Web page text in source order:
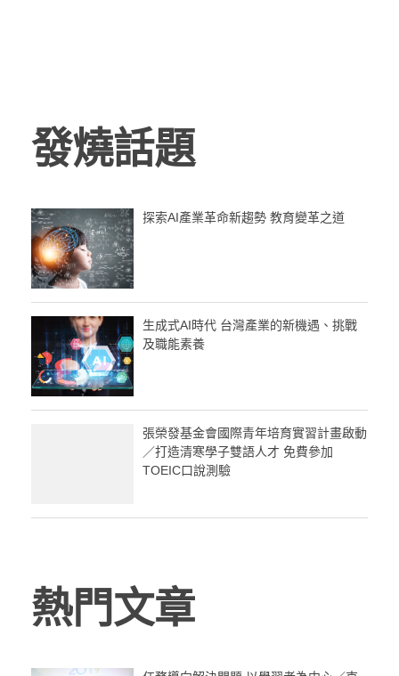
發燒話題
探索AI產業革命新趨勢 教育變革之道
生成式AI時代 台灣產業的新機遇、挑戰
及職能素養
張榮發基金會國際青年培育實習計畫啟動
／打造清寒學子雙語人才 免費參加
TOEIC口說測驗
熱門文章